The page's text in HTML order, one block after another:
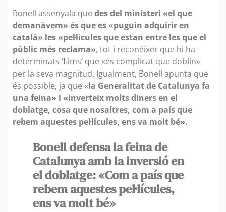
Bonell assenyala que des del ministeri «el que
demanàvem» és que es «puguin adquirir en
català» les «pel·lícules que estan entre les que el
públic més reclama», tot i reconèixer que hi ha
determinats ‘films’ que «és complicat que doblin»
per la seva magnitud. Igualment, Bonell apunta que
és possible, ja que «la Generalitat de Catalunya fa
una feina» i «inverteix molts diners en el
doblatge, cosa que nosaltres, com a país que
rebem aquestes pel·lícules, ens va molt bé».
Bonell defensa la feina de
Catalunya amb la inversió en
el doblatge: «Com a país que
rebem aquestes pel·lícules,
ens va molt bé»